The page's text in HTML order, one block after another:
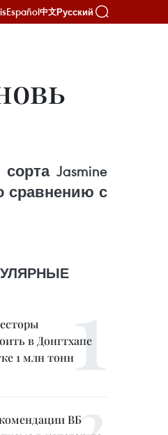
Español中文Русский
Jasmine
сравнению с
в Донгтхапе
1 млн тонн
ВБ